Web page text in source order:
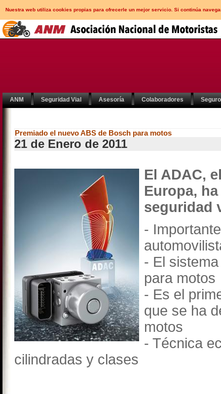
Nuestra web utiliza cookies propias para ofrecerle un mejor servicio. Si continúa
ANM Seguridad Vial Asesoría Colaboradores
Premiado el nuevo ABS de Bosch para motos
21 de Enero de 2011
El ADAC,
Europa,
seguridad
-
- El
para motos
- Es el
que se ha
motos
- Técnica
cilindradas y clases